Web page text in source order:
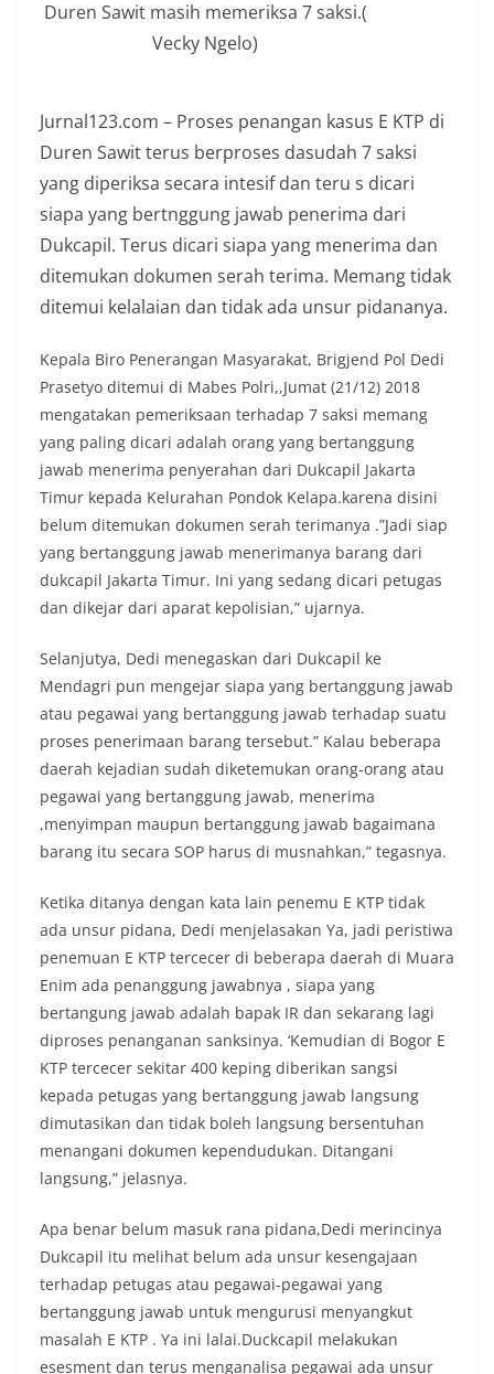
Duren Sawit masih memeriksa 7 saksi.(
Vecky Ngelo)
Jurnal123.com – Proses penangan kasus E KTP di
Duren Sawit terus berproses dasudah 7 saksi
yang diperiksa secara intesif dan teru s dicari
siapa yang bertnggung jawab penerima dari
Dukcapil. Terus dicari siapa yang menerima dan
ditemukan dokumen serah terima. Memang tidak
ditemui kelalaian dan tidak ada unsur pidananya.
Kepala Biro Penerangan Masyarakat, Brigjend Pol Dedi
Prasetyo ditemui di Mabes Polri,,Jumat (21/12) 2018
mengatakan pemeriksaan terhadap 7 saksi memang
yang paling dicari adalah orang yang bertanggung
jawab menerima penyerahan dari Dukcapil Jakarta
Timur kepada Kelurahan Pondok Kelapa.karena disini
belum ditemukan dokumen serah terimanya .”Jadi siap
yang bertanggung jawab menerimanya barang dari
dukcapil Jakarta Timur. Ini yang sedang dicari petugas
dan dikejar dari aparat kepolisian,” ujarnya.
Selanjutya, Dedi menegaskan dari Dukcapil ke
Mendagri pun mengejar siapa yang bertanggung jawab
atau pegawai yang bertanggung jawab terhadap suatu
proses penerimaan barang tersebut.” Kalau beberapa
daerah kejadian sudah diketemukan orang-orang atau
pegawai yang bertanggung jawab, menerima
,menyimpan maupun bertanggung jawab bagaimana
barang itu secara SOP harus di musnahkan,” tegasnya.
Ketika ditanya dengan kata lain penemu E KTP tidak
ada unsur pidana, Dedi menjelasakan Ya, jadi peristiwa
penemuan E KTP tercecer di beberapa daerah di Muara
Enim ada penanggung jawabnya , siapa yang
bertangung jawab adalah bapak IR dan sekarang lagi
diproses penanganan sanksinya. ‘Kemudian di Bogor E
KTP tercecer sekitar 400 keping diberikan sangsi
kepada petugas yang bertanggung jawab langsung
dimutasikan dan tidak boleh langsung bersentuhan
menangani dokumen kependudukan. Ditangani
langsung,” jelasnya.
Apa benar belum masuk rana pidana,Dedi merincinya
Dukcapil itu melihat belum ada unsur kesengajaan
terhadap petugas atau pegawai-pegawai yang
bertanggung jawab untuk mengurusi menyangkut
masalah E KTP . Ya ini lalai.Duckcapil melakukan
esesment dan terus menganalisa pegawai ada unsur